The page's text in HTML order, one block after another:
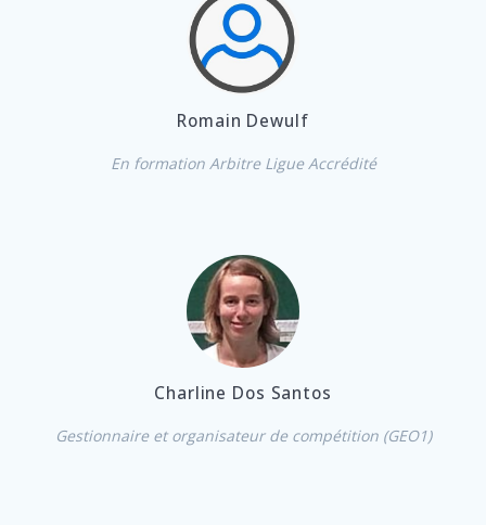
Romain Dewulf
En formation Arbitre Ligue Accrédité
Charline Dos Santos
Gestionnaire et organisateur de compétition (GEO1)